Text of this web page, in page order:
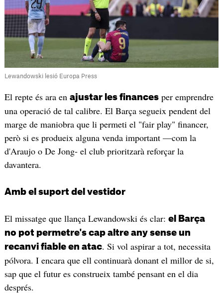
Lewandowski lesió Europa Press
El repte és ara en ajustar les financesper emprendre
una operació de tal calibre. El Barça segueix pendent del
marge de maniobra que li permeti el "fair play" financer,
però si es produeix alguna venda important —com la
d'Araujo o De Jong- el club prioritzarà reforçar la
davantera.
Amb el suport del vestidor
El missatge que llança Lewandowski és clar: el Barça
no pot permetre's cap altre any sense un
recanvi fiable en atac. Si vol aspirar a tot, necessita
pólvora. I encara que ell continuarà donant el millor de si,
sap que el futur es construeix també pensant en el dia
després.